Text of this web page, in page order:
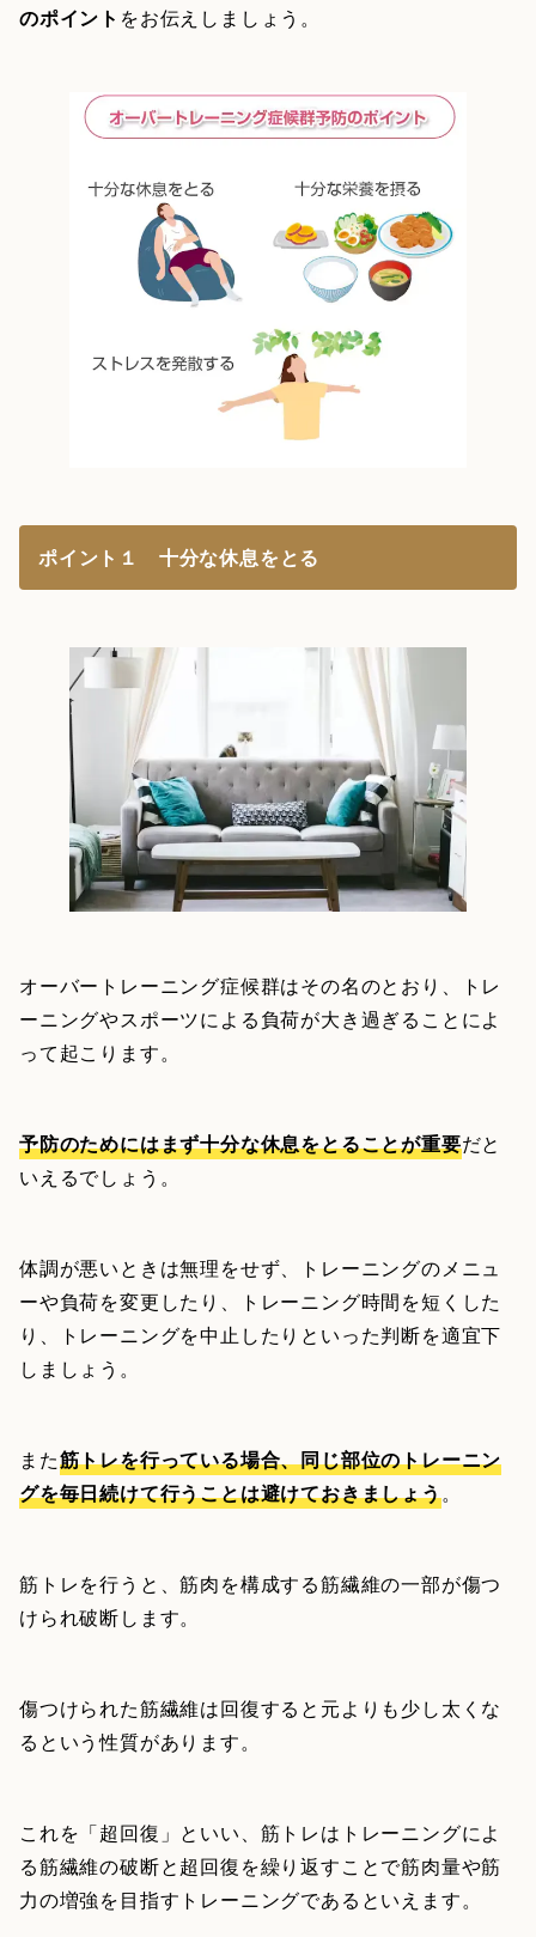
のポイント をお伝えしましょう。
ポイント１ 十分な休息をとる
オーバートレーニング症候群はその名のとおり、トレ
ーニングやスポーツによる負荷が大き過ぎることによ
って起こります。
予防のためにはまず十分な休息をとることが重要だと
いえるでしょう。
体調が悪いときは無理をせず、トレーニングのメニュ
ーや負荷を変更したり、トレーニング時間を短くした
り、トレーニングを中止したりといった判断を適宜下
しましょう。
また筋トレを行っている場合、同じ部位のトレーニン
グを毎日続けて行うことは避けておきましょう。
筋トレを行うと、筋肉を構成する筋繊維の一部が傷つ
けられ破断します。
傷つけられた筋繊維は回復すると元よりも少し太くな
るという性質があります。
これを「超回復」といい、筋トレはトレーニングによ
る筋繊維の破断と超回復を繰り返すことで筋肉量や筋
力の増強を目指すトレーニングであるといえます。